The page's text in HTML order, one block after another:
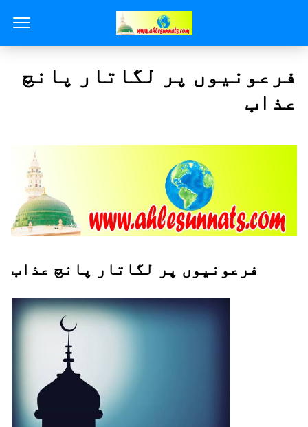
فرعونیوں پر لگاتار پانچ
عذاب
فرعونیوں پر لگاتار پانچ عذاب